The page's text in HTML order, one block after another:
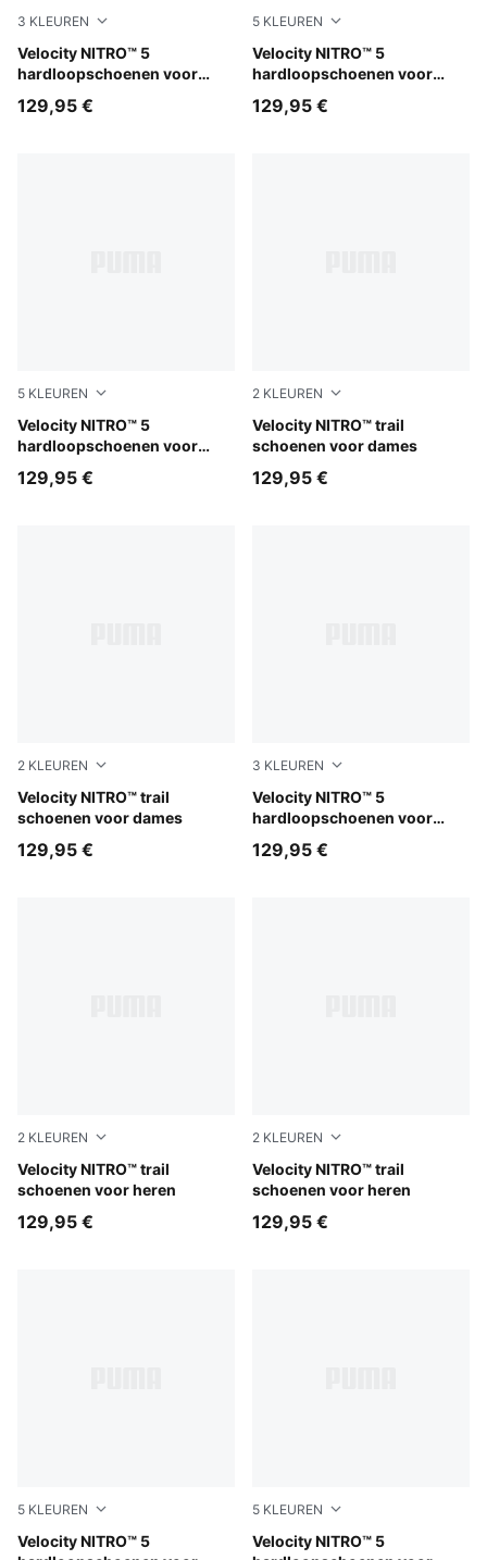
3 KLEUREN
Velocity NITRO™ 5
hardloopschoenen voor
Alpine Snow-Misty Pink
129,95 €
5 KLEUREN
Velocity NITRO™ 5
hardloopschoenen voor
PUMA Black-PUMA White
129,95 €
5 KLEUREN
Velocity NITRO™ 5
hardloopschoenen voor
Alpine Snow-Moody Gray
129,95 €
2 KLEUREN
Velocity NITRO™ trail
schoenen voor dames
Silver Fog-Ruby Noir-Mouse
129,95 €
2 KLEUREN
Velocity NITRO™ trail
schoenen voor dames
PUMA Black-Feather Gray-Light Lavender
129,95 €
3 KLEUREN
Velocity NITRO™ 5
hardloopschoenen voor
PUMA Black-PUMA White
129,95 €
2 KLEUREN
Velocity NITRO™ trail
schoenen voor heren
Mouse Gray-PUMA Black
129,95 €
2 KLEUREN
Velocity NITRO™ trail
schoenen voor heren
PUMA Black-Feather Gray-
129,95 €
5 KLEUREN
Velocity NITRO™ 5
Zen Blue-Sunny Lime
5 KLEUREN
Velocity NITRO™ 5
PUMA Black-Ultra Red